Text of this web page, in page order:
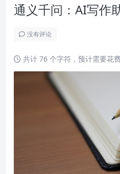
通义千问：AI写作
没有评论
共计 76 个字符，预计需要花